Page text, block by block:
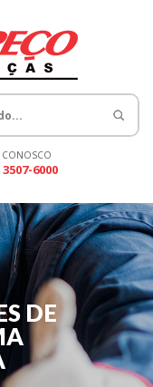
CONOSCO
3507-6000
DE